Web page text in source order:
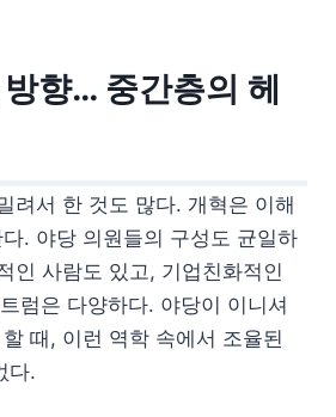
향… 중간층의 헤
려서 한 것도 많다. 개혁은 이해
. 야당 의원들의 구성도 균일하
인 사람도 있고, 기업친화적인
럼은 다양하다. 야당이 이니셔
때, 이런 역학 속에서 조율된
다.